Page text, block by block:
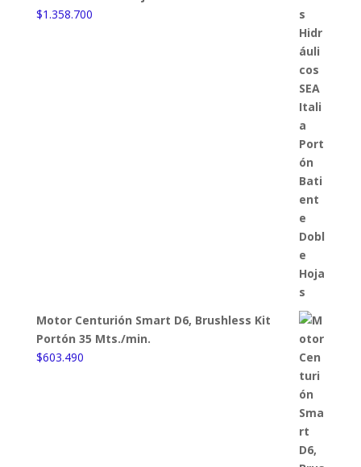
$1.358.700
Motor Centurión Smart D6, Brushless Kit
Portón 35 Mts./min.
$603.490